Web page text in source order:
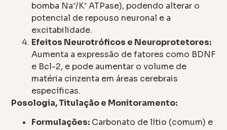
bomba Na⁺/K⁺ ATPase), podendo alterar o
potencial de repouso neuronal e a
excitabilidade.
Efeitos Neurotróficos e Neuroprotetores:
Aumenta a expressão de fatores como BDNF
e Bcl-2, e pode aumentar o volume de
matéria cinzenta em áreas cerebrais
específicas.
Posologia, Titulação e Monitoramento:
Formulações: Carbonato de lítio (comum) e